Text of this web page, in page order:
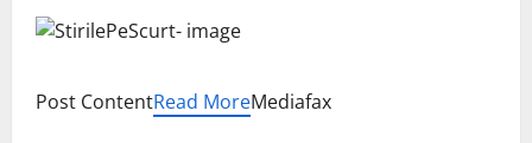
Post ContentRead MoreMediafax